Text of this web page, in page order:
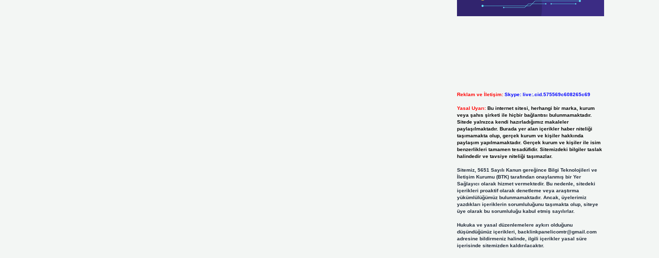
Reklam ve İletişim: Skype: live:.cid.575569c608265c69
Yasal Uyarı: Bu internet sitesi, herhangi bir marka, kurum
veya şahıs şirketi ile hiçbir bağlantısı bulunmamaktadır.
Sitede yalnızca kendi hazırladığımız makaleler
paylaşılmaktadır. Burada yer alan içerikler haber niteliği
taşımamakta olup, gerçek kurum ve kişiler hakkında
paylaşım yapılmamaktadır. Gerçek kurum ve kişiler ile isim
benzerlikleri tamamen tesadüfidir. Sitemizdeki bilgiler taslak
halindedir ve tavsiye niteliği taşımazlar.
Sitemiz, 5651 Sayılı Kanun gereğince Bilgi Teknolojileri ve
İletişim Kurumu (BTK) tarafından onaylanmış bir Yer
Sağlayıcı olarak hizmet vermektedir. Bu nedenle, sitedeki
içerikleri proaktif olarak denetleme veya araştırma
yükümlülüğümüz bulunmamaktadır. Ancak, üyelerimiz
yazdıkları içeriklerin sorumluluğunu taşımakta olup, siteye
üye olarak bu sorumluluğu kabul etmiş sayılırlar.
Hukuka ve yasal düzenlemelere aykırı olduğunu
düşündüğünüz içerikleri, backlinkpanelicomtr@gmail.com
adresine bildirmeniz halinde, ilgili içerikler yasal süre
içerisinde sitemizden kaldırılacaktır.